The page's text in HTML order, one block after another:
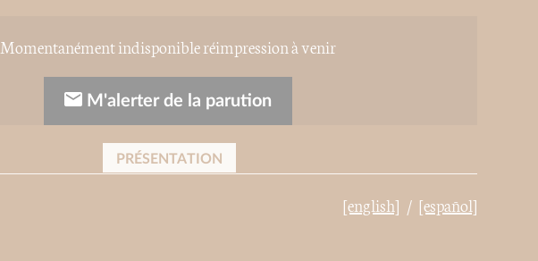
Momentanément indisponible réimpression à venir
M'alerter de la parution
PRÉSENTATION
[english] [español]